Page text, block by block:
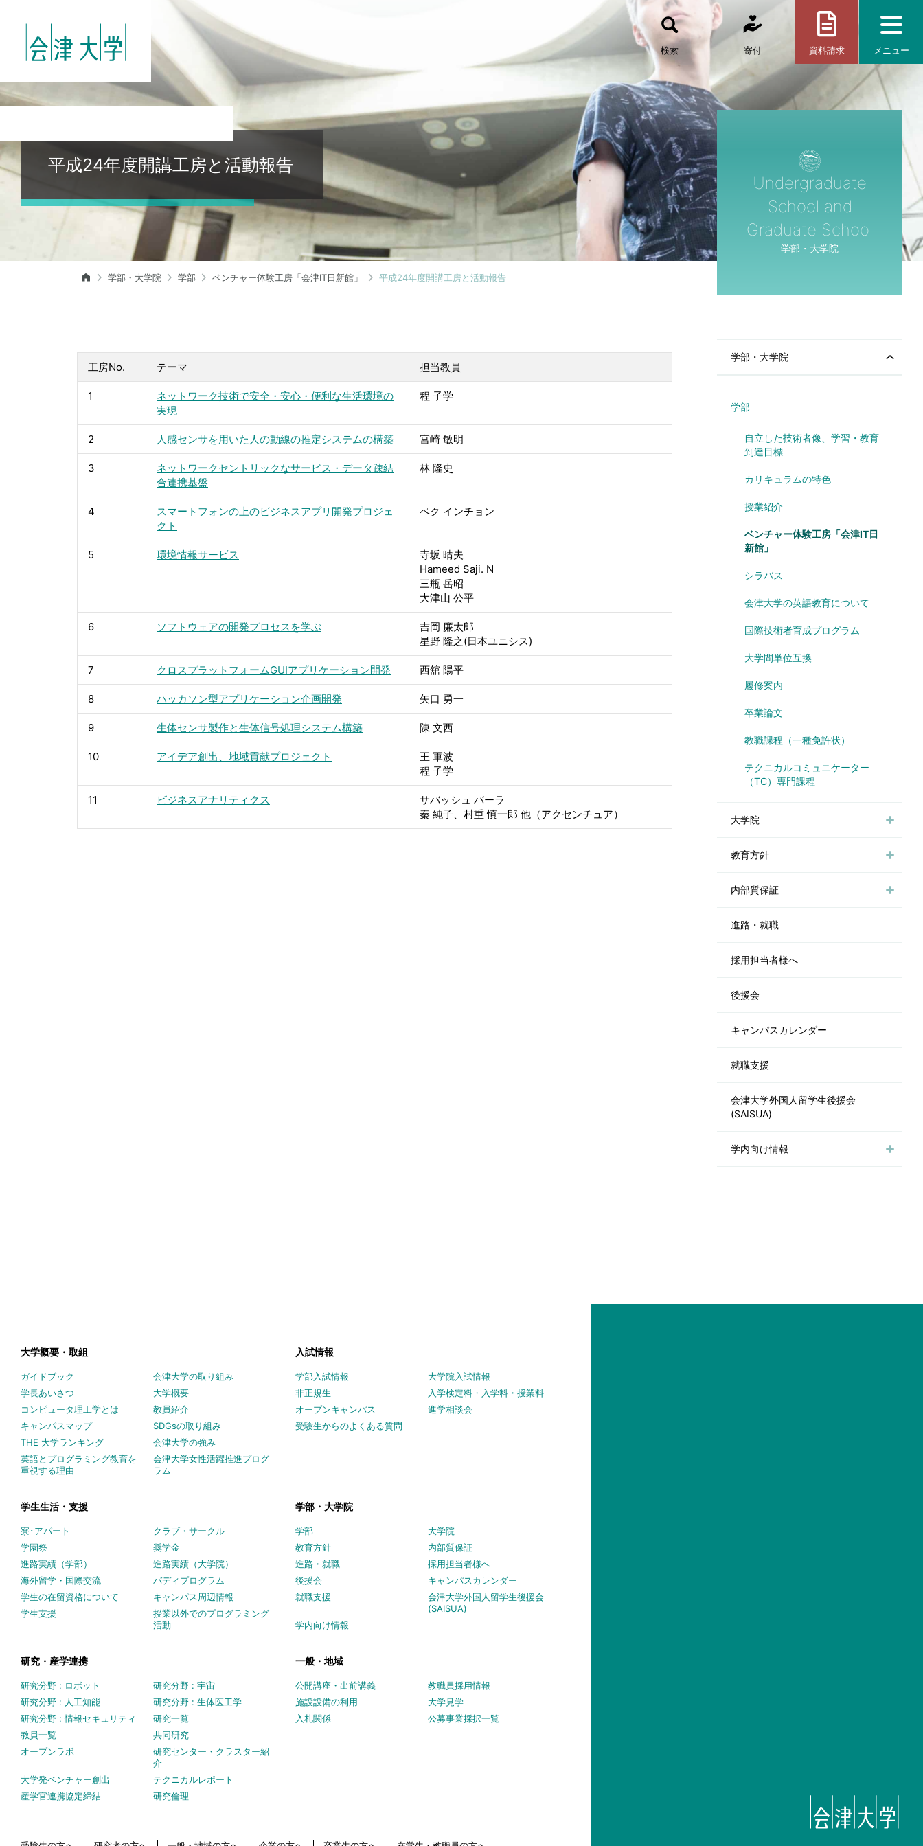
検索 寄付 資料請求 メニュー
平成24年度開講工房と活動報告
Undergraduate
School and
Graduate School
学部・大学院
学部・大学院 学部 ベンチャー体験工房「会津IT日新館」 平成24年度開講工房と活動報告
工房No. テーマ 担当教員
1
ネットワーク技術で安全・安心・便利な生活環境の
実現
程 子学
2 人感センサを用いた人の動線の推定システムの構築 宮崎 敏明
3
ネットワークセントリックなサービス・データ疎結
合連携基盤
林 隆史
4
スマートフォンの上のビジネスアプリ開発プロジェ
クト
ペク インチョン
5 環境情報サービス
寺坂 晴夫
Hameed Saji. N
三瓶 岳昭
大津山 公平
6 ソフトウェアの開発プロセスを学ぶ
吉岡 廉太郎
星野 隆之(日本ユニシス)
7 クロスプラットフォームGUIアプリケーション開発 西舘 陽平
8 ハッカソン型アプリケーション企画開発 矢口 勇一
9 生体センサ製作と生体信号処理システム構築 陳 文西
10 アイデア創出、地域貢献プロジェクト
王 軍波
程 子学
11 ビジネスアナリティクス
サバッシュ バーラ
秦 純子、村重 慎一郎 他（アクセンチュア）
学部・大学院
学部
自立した技術者像、学習・教育
到達目標
カリキュラムの特色
授業紹介
ベンチャー体験工房「会津IT日
新館」
シラバス
会津大学の英語教育について
国際技術者育成プログラム
大学間単位互換
履修案内
卒業論文
教職課程（一種免許状）
テクニカルコミュニケーター
（TC）専門課程
大学院
教育方針
内部質保証
進路・就職
採用担当者様へ
後援会
キャンパスカレンダー
就職支援
会津大学外国人留学生後援会
(SAISUA)
学内向け情報
大学概要・取組
ガイドブック
会津大学の取り組み
学長あいさつ
大学概要
コンピュータ理工学とは
教員紹介
キャンパスマップ
SDGsの取り組み
THE 大学ランキング
会津大学の強み
英語とプログラミング教育を
重視する理由
会津大学女性活躍推進プログ
ラム
入試情報
学部入試情報
大学院入試情報
非正規生
入学検定料・入学料・授業料
オープンキャンパス
進学相談会
受験生からのよくある質問
学生生活・支援
寮･アパート
クラブ・サークル
学園祭
奨学金
進路実績（学部）
進路実績（大学院）
海外留学・国際交流
バディプログラム
学生の在留資格について
キャンパス周辺情報
学生支援
授業以外でのプログラミング
活動
学部・大学院
学部
大学院
教育方針
内部質保証
進路・就職
採用担当者様へ
後援会
キャンパスカレンダー
就職支援
会津大学外国人留学生後援会
(SAISUA)
学内向け情報
研究・産学連携
研究分野 : ロボット
研究分野 : 宇宙
研究分野 : 人工知能
研究分野 : 生体医工学
研究分野 : 情報セキュリティ
研究一覧
教員一覧
共同研究
オープンラボ
研究センター・クラスター紹
介
大学発ベンチャー創出
テクニカルレポート
産学官連携協定締結
研究倫理
一般・地域
公開講座・出前講義
教職員採用情報
施設設備の利用
大学見学
入札関係
公募事業採択一覧